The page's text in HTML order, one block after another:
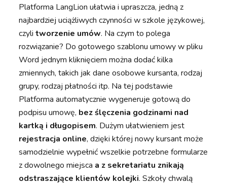
Platforma LangLion ułatwia i upraszcza, jedną z
najbardziej uciążliwych czynności w szkole językowej,
czylitworzenie umów. Na czym to polega
rozwiązanie? Do gotowego szablonu umowy w pliku
Word jednym kliknięciem można dodać kilka
zmiennych, takich jak dane osobowe kursanta, rodzaj
grupy, rodzaj płatności itp. Na tej podstawie
Platforma automatycznie wygeneruje gotową do
podpisu umowę, bez ślęczenia godzinami nad
kartką i długopisem. Dużym ułatwieniem jest
rejestracja online, dzięki której nowy kursant może
samodzielnie wypełnić wszelkie potrzebne formularze
z dowolnego miejsca a z sekretariatu znikają
odstraszające klientów kolejki. Szkoły chwalą